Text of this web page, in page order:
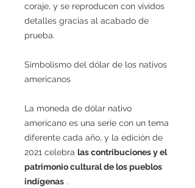
coraje, y se reproducen con vívidos
detalles gracias al acabado de
prueba.
Simbolismo del dólar de los nativos
americanos
La moneda de dólar nativo
americano es una serie con un tema
diferente cada año, y la edición de
2021 celebra las contribuciones y el
patrimonio cultural de los pueblos
indígenas .